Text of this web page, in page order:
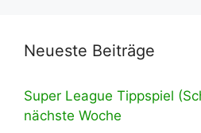
Neueste Beiträge
Super League Tippspiel
nächste Woche